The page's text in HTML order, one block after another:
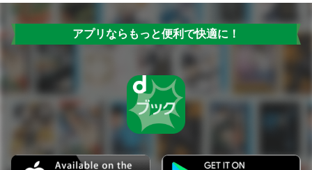
アプリならもっと便利で快適に！